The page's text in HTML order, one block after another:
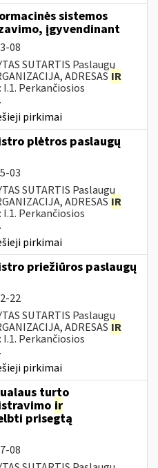
sistemos
įgyvendinant
08
SUTARTIS Paslaugų
ADRESAS IR
I.1. Perkančiosios
pirkimai
plėtros paslaugų
03
SUTARTIS Paslaugų
ADRESAS IR
I.1. Perkančiosios
pirkimai
priežiūros paslaugų
22
SUTARTIS Paslaugų
ADRESAS IR
I.1. Perkančiosios
pirkimai
turto
ir
prisegtą
08